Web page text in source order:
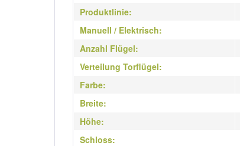
Produktlinie:
Manuell / Elektrisch:
Anzahl Flügel:
Verteilung Torflügel:
Farbe:
Breite:
Höhe:
Schloss: